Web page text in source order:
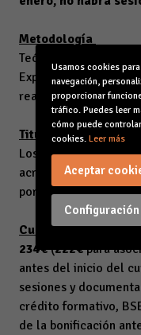
Metodología
Teórico –práctica
Exposición oral,
realización de casos
Titulaciones
Los alumnos al
acreditativo de su
por BSEF, empresa
Cuota de
234€(222€para
antes del inicio del
sesiones y
crédito formativo,
de la bonificación
Usamos cookies
navegación,
proporcionar
tráfico. Puedes leer
cómo puede
cookies. Leer más
Aceptar